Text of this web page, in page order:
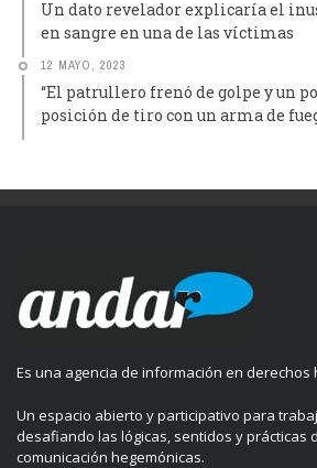
Un dato revelador explicaría el
en sangre en una de las víctimas
12 MAYO, 2023
“El patrullero frenó de golpe y un
posición de tiro con un arma de
Es una agencia de información en derechos
Un espacio abierto y participativo para
desafiando las lógicas, sentidos y prácticas
comunicación hegemónicas.